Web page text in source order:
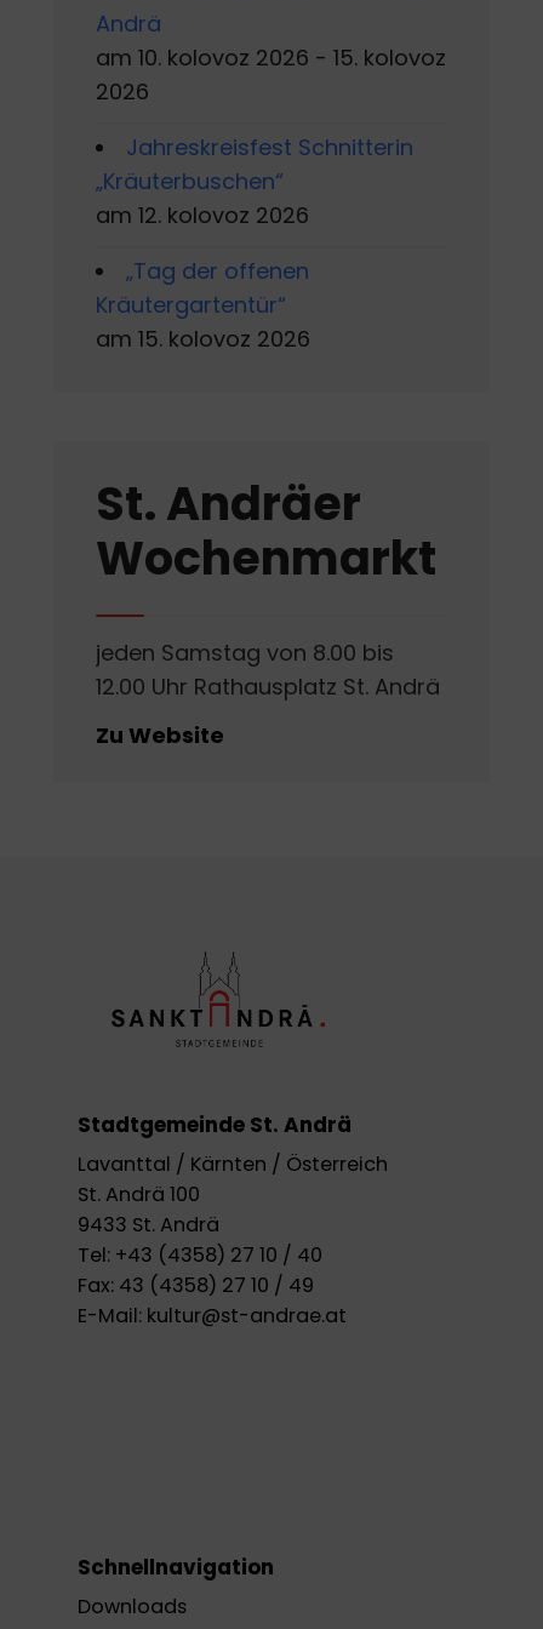
Andrä
am 10. kolovoz 2026 - 15. kolovoz
2026
Jahreskreisfest Schnitterin
„Kräuterbuschen“
am 12. kolovoz 2026
„Tag der offenen
Kräutergartentür“
am 15. kolovoz 2026
St. Andräer
Wochenmarkt
jeden Samstag von 8.00 bis
12.00 Uhr Rathausplatz St. Andrä
Zu Website
Stadtgemeinde St. Andrä
Lavanttal / Kärnten / Österreich
St. Andrä 100
9433 St. Andrä
Tel: +43 (4358) 27 10 / 40
Fax: 43 (4358) 27 10 / 49
E-Mail: kultur@st-andrae.at
Schnellnavigation
Downloads